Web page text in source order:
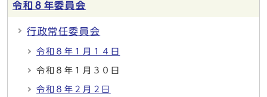
令和８年委員会
行政常任委員会
令和８年１月１４日
令和８年１月３０日
令和８年２月２日